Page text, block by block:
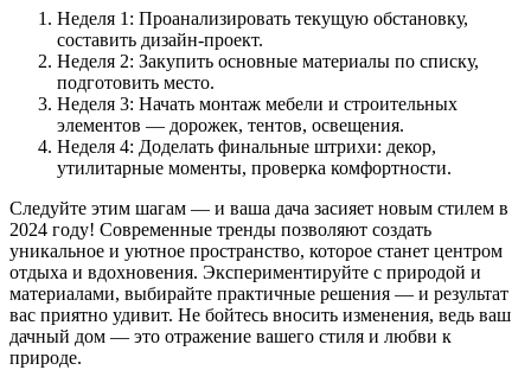
Неделя 1: Проанализировать текущую обстановку,
составить дизайн-проект.
Неделя 2: Закупить основные материалы по списку,
подготовить место.
Неделя 3: Начать монтаж мебели и строительных
элементов — дорожек, тентов, освещения.
Неделя 4: Доделать финальные штрихи: декор,
утилитарные моменты, проверка комфортности.
Следуйте этим шагам — и ваша дача засияет новым стилем в
2024 году! Современные тренды позволяют создать
уникальное и уютное пространство, которое станет центром
отдыха и вдохновения. Экспериментируйте с природой и
материалами, выбирайте практичные решения — и результат
вас приятно удивит. Не бойтесь вносить изменения, ведь ваш
дачный дом — это отражение вашего стиля и любви к
природе.